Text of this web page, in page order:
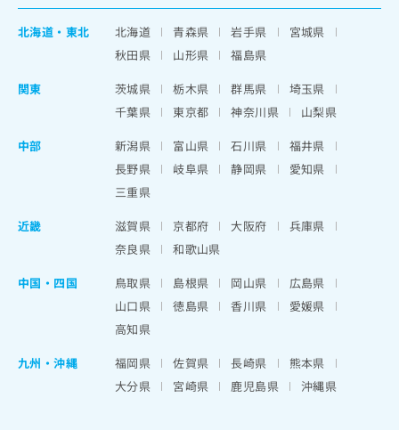
北海道 ・ 東北 北海道 青森県 岩手県
宮城県
秋田県
山形県
福島県
関東
茨城県 栃木県 群馬県
埼玉県
千葉県
東京都 神奈川県
山梨県
中部
新潟県 富山県 石川県
福井県
長野県
岐阜県 静岡県
愛知県
三重県
近畿
滋賀県 京都府 大阪府
兵庫県
奈良県
和歌山県
中国・四国
鳥取県 島根県 岡山県
広島県
山口県
徳島県 香川県
愛媛県
高知県
九州・沖縄
福岡県 佐賀県 長崎県
熊本県
大分県
宮崎県 鹿児島県 沖縄県